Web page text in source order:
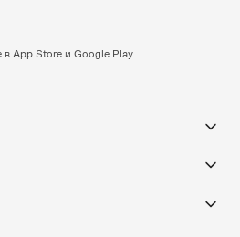
App Store и Google Play